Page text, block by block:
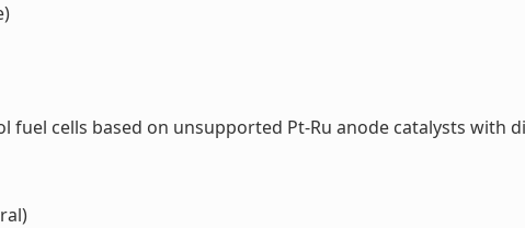
fuel cells based on unsupported Pt-Ru anode catalysts with